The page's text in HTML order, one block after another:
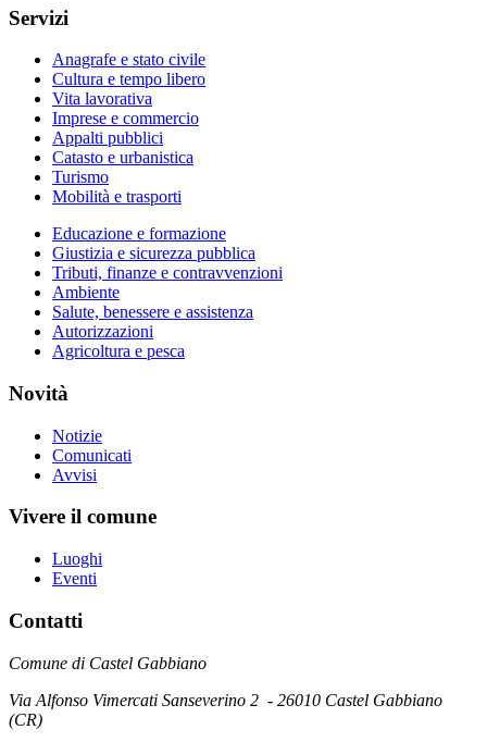
Servizi
Anagrafe e stato civile
Cultura e tempo libero
Vita lavorativa
Imprese e commercio
Appalti pubblici
Catasto e urbanistica
Turismo
Mobilità e trasporti
Educazione e formazione
Giustizia e sicurezza pubblica
Tributi, finanze e contravvenzioni
Ambiente
Salute, benessere e assistenza
Autorizzazioni
Agricoltura e pesca
Novità
Notizie
Comunicati
Avvisi
Vivere il comune
Luoghi
Eventi
Contatti
Comune di Castel Gabbiano
Via Alfonso Vimercati Sanseverino 2 - 26010 Castel Gabbiano
(CR)